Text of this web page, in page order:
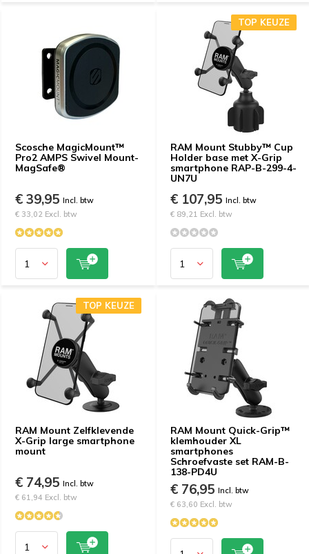
Scosche MagicMount™
Pro2 AMPS Swivel Mount-
MagSafe®
€ 39,95 Incl. btw
€ 33,02 Excl. btw
RAM Mount Stubby™ Cup
Holder base met X-Grip
smartphone RAP-B-299-4-
UN7U
TOP KEUZE
€ 107,95 Incl. btw
€ 89,21 Excl. btw
RAM Mount Zelfklevende
X-Grip large smartphone
mount
TOP KEUZE
€ 74,95 Incl. btw
€ 61,94 Excl. btw
RAM Mount Quick-Grip™
klemhouder XL
smartphones
Schroefvaste set RAM-B-
138-PD4U
€ 76,95 Incl. btw
€ 63,60 Excl. btw